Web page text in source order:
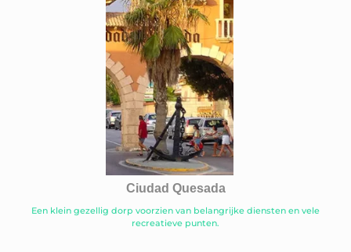
Ciudad Quesada
Een klein gezellig dorp voorzien van belangrijke diensten en vele
recreatieve punten.